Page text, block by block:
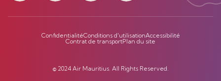
ConfidentialitéConditions d'utilisationAccessibilité
Contrat de transportPlan du site
© 2024 Air Mauritius. All Rights Reserved.